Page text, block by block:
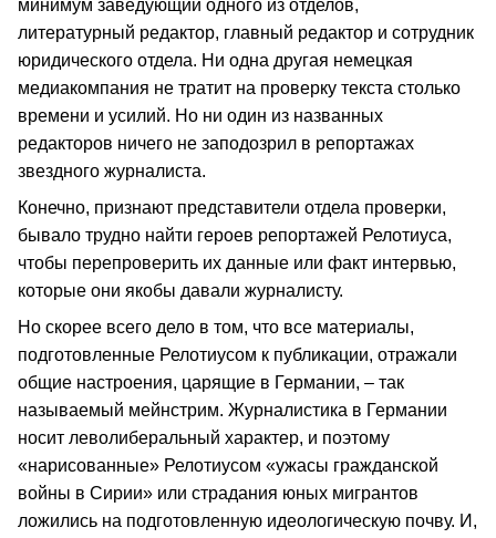
минимум заведующий одного из отделов,
литературный редактор, главный редактор и сотрудник
юридического отдела. Ни одна другая немецкая
медиакомпания не тратит на проверку текста столько
времени и усилий. Но ни один из названных
редакторов ничего не заподозрил в репортажах
звездного журналиста.
Конечно, признают представители отдела проверки,
бывало трудно найти героев репортажей Релотиуса,
чтобы перепроверить их данные или факт интервью,
которые они якобы давали журналисту.
Но скорее всего дело в том, что все материалы,
подготовленные Релотиусом к публикации, отражали
общие настроения, царящие в Германии, – так
называемый мейнстрим. Журналистика в Германии
носит леволиберальный характер, и поэтому
«нарисованные» Релотиусом «ужасы гражданской
войны в Сирии» или страдания юных мигрантов
ложились на подготовленную идеологическую почву. И,